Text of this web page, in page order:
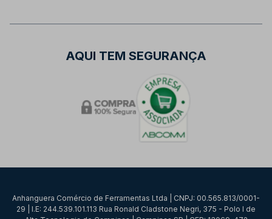
AQUI TEM SEGURANÇA
Anhanguera Comércio de Ferramentas Ltda | CNPJ: 00.565.813/0001-
29 | I.E: 244.539.101.113 Rua Ronald Cladstone Negri, 375 - Polo I de